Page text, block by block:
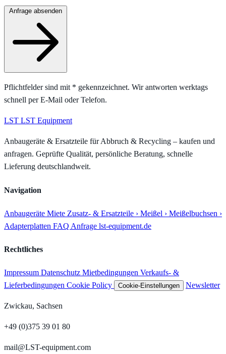
Pflichtfelder sind mit * gekennzeichnet. Wir antworten werktags
schnell per E-Mail oder Telefon.
LST LST Equipment
Anbaugeräte & Ersatzteile für Abbruch & Recycling – kaufen und
anfragen. Geprüfte Qualität, persönliche Beratung, schnelle
Lieferung deutschlandweit.
Navigation
Anbaugeräte Miete Zusatz- & Ersatzteile › Meißel › Meißelbuchsen ›
Adapterplatten FAQ Anfrage lst-equipment.de
Rechtliches
Impressum Datenschutz Mietbedingungen Verkaufs- &
Lieferbedingungen Cookie Policy Cookie-Einstellungen Newsletter
Zwickau, Sachsen
+49 (0)375 39 01 80
mail@LST-equipment.com